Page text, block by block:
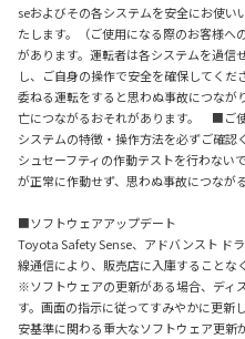
seおよびその各システムを安全にお使
たします。（ご使用になる際のお客様
があります。運転者は各システムを過信
し、ご自身の操作で安全を確保してく
委ねる運転をすると思わぬ事故につな
亡につながるおそれがあります。 ■ご
システムの特徴・操作方法を必ずご確
シュセーフティの作動テストを行わない
が正常に作動せず、思わぬ事故につなが
■ソフトウェアアップデート
Toyota Safety Sense、アドバンスト ド
線通信により、販売店に入庫することな
※ソフトウェアの更新がある場合、ディ
す。画面の指示に従ってすみやかに更
安基準に関わる重大なソフトウェア更